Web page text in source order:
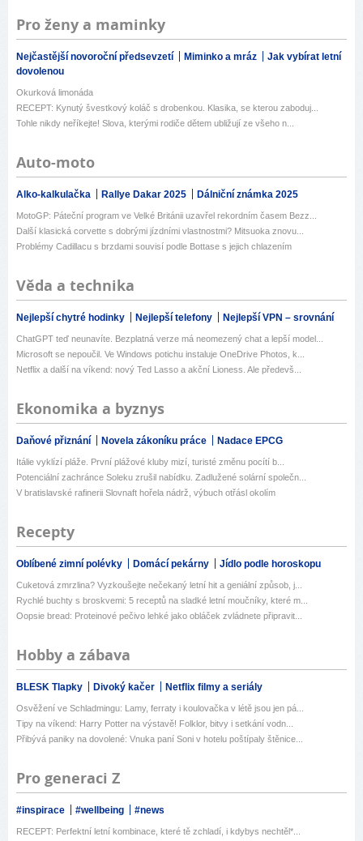
Pro ženy a maminky
Nejčastější novoroční předsevzetí Miminko a mráz
Jak vybírat letní
dovolenou
Okurková limonáda
RECEPT: Kynutý švestkový koláč s drobenkou. Klasika, se kterou zaboduj...
Tohle nikdy neříkejte! Slova, kterými rodiče dětem ubližují ze všeho n...
Auto-moto
Alko-kalkulačka Rallye Dakar 2025 Dálniční známka 2025
MotoGP: Páteční program ve Velké Británii uzavřel rekordním časem Bezz...
Další klasická corvette s dobrými jízdními vlastnostmi? Mitsuoka znovu...
Problémy Cadillacu s brzdami souvisí podle Bottase s jejich chlazením
Věda a technika
Nejlepší chytré hodinky Nejlepší telefony Nejlepší VPN – srovnání
ChatGPT teď neunavíte. Bezplatná verze má neomezený chat a lepší model...
Microsoft se nepoučil. Ve Windows potichu instaluje OneDrive Photos, k...
Netflix a další na víkend: nový Ted Lasso a akční Lioness. Ale předevš...
Ekonomika a byznys
Daňové přiznání Novela zákoníku práce Nadace EPCG
Itálie vyklízí pláže. První plážové kluby mizí, turisté změnu pocítí b...
Potenciální zachránce Soleku zrušil nabídku. Zadlužené solární společn...
V bratislavské rafinerii Slovnaft hořela nádrž, výbuch otřásl okolím
Recepty
Oblíbené zimní polévky Domácí pekárny Jídlo podle horoskopu
Cuketová zmrzlina? Vyzkoušejte nečekaný letní hit a geniální způsob, j...
Rychlé buchty s broskvemi: 5 receptů na sladké letní moučníky, které m...
Oopsie bread: Proteinové pečivo lehké jako obláček zvládnete připravit...
Hobby a zábava
BLESK Tlapky Divoký kačer Netflix filmy a seriály
Osvěžení ve Schladmingu: Lamy, ferraty i koulovačka v létě jsou jen pá...
Tipy na víkend: Harry Potter na výstavě! Folklor, bitvy i setkání vodn...
Přibývá paniky na dovolené: Vnuka paní Soni v hotelu poštípaly štěnice...
Pro generaci Z
#inspirace #wellbeing #news
RECEPT: Perfektní letní kombinace, které tě zchladí, i kdybys nechtěl*...